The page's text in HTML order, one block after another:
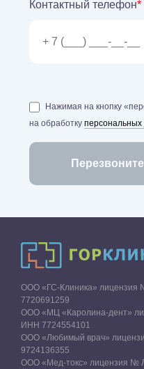
Контактный телефон*
Нажимая на кнопку
на обработку
ООО «ГС-Клиника» лицензия
7720691259
ООО «МЦ «Каролина-дент»
ИНН 7724554101
ООО «Любимый врач»
9724136355
ООО «Мед-токс» лицензия №